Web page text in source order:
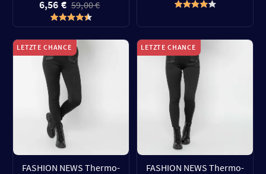
6,56 € 59,00 €
LETZTE CHANCE
FASHION NEWS Thermo-
LETZTE CHANCE
FASHION NEWS Thermo-